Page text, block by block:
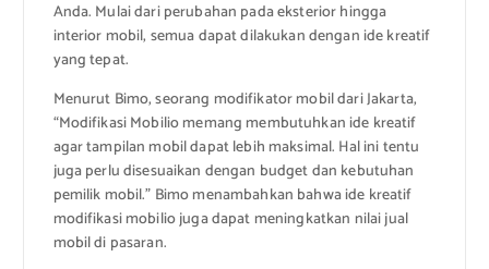
Anda. Mulai dari perubahan pada eksterior hingga
interior mobil, semua dapat dilakukan dengan ide kreatif
yang tepat.
Menurut Bimo, seorang modifikator mobil dari Jakarta,
“Modifikasi Mobilio memang membutuhkan ide kreatif
agar tampilan mobil dapat lebih maksimal. Hal ini tentu
juga perlu disesuaikan dengan budget dan kebutuhan
pemilik mobil.” Bimo menambahkan bahwa ide kreatif
modifikasi mobilio juga dapat meningkatkan nilai jual
mobil di pasaran.